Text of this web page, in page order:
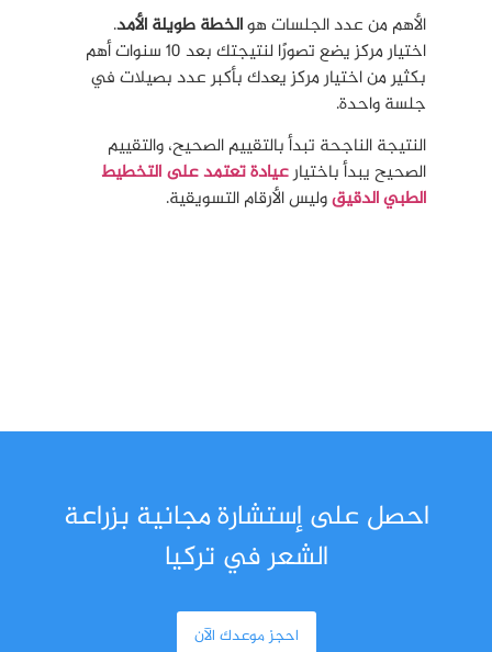
الأهم من عدد الجلسات هوالخطة طويلة الأمد.
اختيار مركز يضع تصورًا لنتيجتك بعد 10 سنوات أهم
بكثير من اختيار مركز يعدك بأكبر عدد بصيلات في
جلسة واحدة.
النتيجة الناجحة تبدأ بالتقييم الصحيح، والتقييم
الصحيح يبدأ باختيارعيادة تعتمد على التخطيط
الطبي الدقيقوليس الأرقام التسويقية.
احصل على إستشارة مجانية بزراعة
الشعر في تركيا
احجز موعدك الآن